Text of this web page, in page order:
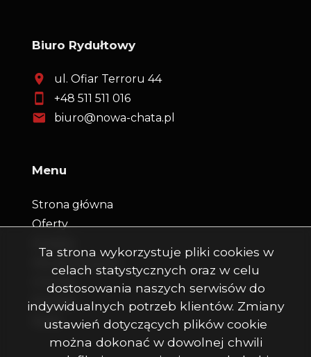
Biuro Rydułtowy
ul. Ofiar Terroru 44
+48 511 511 016
biuro@nowa-chata.pl
Menu
Strona główna
Oferty
Dla dewelopera
O firmie
Kontakt
Rodo
Ta strona wykorzystuje pliki cookies w
celach statystycznych oraz w celu
dostosowania naszych serwisów do
indywidualnych potrzeb klientów. Zmiany
ustawień dotyczących plików cookie
można dokonać w dowolnej chwili